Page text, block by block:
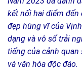
kết nối hai điểm đến
đẹp hùng vĩ của
dạng và vô số trải
tiếng của cảnh
và văn hóa độc đáo.